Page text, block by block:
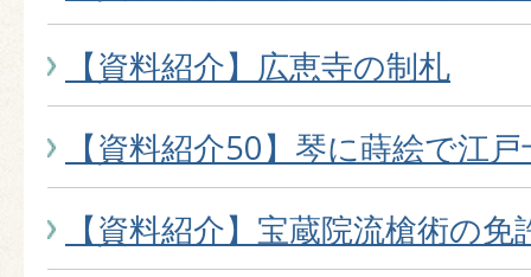
【資料紹介】広恵寺の制札
【資料紹介50】琴に蒔絵で江
【資料紹介】宝蔵院流槍術の免